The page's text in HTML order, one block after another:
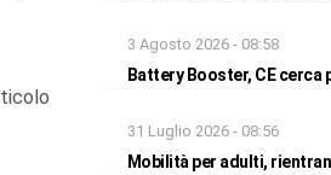
3 Agosto 2026 - 08:58
Battery Booster, CE
31 Luglio 2026 - 08:56
Mobilità per adulti,